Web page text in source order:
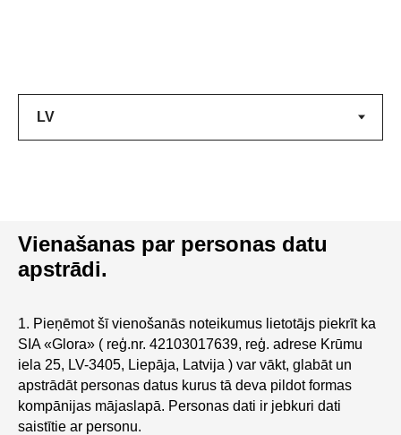
Vienašanas par personas datu
apstrādi.
1. Pieņēmot šī vienošanās noteikumus lietotājs piekrīt ka
SIA «Glora» ( reģ.nr. 42103017639, reģ. adrese Krūmu
iela 25, LV-3405, Liepāja, Latvija ) var vākt, glabāt un
apstrādāt personas datus kurus tā deva pildot formas
kompānijas mājaslapā. Personas dati ir jebkuri dati
saistītie ar personu.